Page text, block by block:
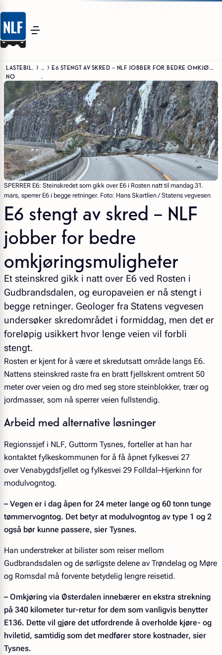
LASTEBIL.
NO
..
.
E6 STENGT AV SKRED – NLF JOBBER FOR BEDRE OMKJØRINGSMULIGHETER
SPERRER E6: Steinskredet som gikk over E6 i Rosten natt til mandag 31.
mars, sperrer E6 i begge retninger. Foto: Hans Skartlien / Statens vegvesen
E6 stengt av skred – NLF
jobber for bedre
omkjøringsmuligheter
Et steinskred gikk i natt over E6 ved Rosten i
Gudbrandsdalen, og europaveien er nå stengt i
begge retninger. Geologer fra Statens vegvesen
undersøker skredområdet i formiddag, men det er
foreløpig usikkert hvor lenge veien vil forbli
stengt.
Rosten er kjent for å være et skredutsatt område langs E6.
Nattens steinskred raste fra en bratt fjellskrent omtrent 50
meter over veien og dro med seg store steinblokker, trær og
jordmasser, som nå sperrer veien fullstendig.
Arbeid med alternative løsninger
Regionssjef i NLF, Guttorm Tysnes, forteller at han har
kontaktet fylkeskommunen for å få åpnet fylkesvei 27
over Venabygdsfjellet og fylkesvei 29 Folldal–Hjerkinn for
modulvogntog.
– Vegen er i dag åpen for 24 meter lange og 60 tonn tunge
tømmervogntog. Det betyr at modulvogntog av type 1 og 2
også bør kunne passere, sier Tysnes.
Han understreker at bilister som reiser mellom
Gudbrandsdalen og de sørligste delene av Trøndelag og Møre
og Romsdal må forvente betydelig lengre reisetid.
– Omkjøring via Østerdalen innebærer en ekstra strekning
på 340 kilometer tur-retur for dem som vanligvis benytter
E136. Dette vil gjøre det utfordrende å overholde kjøre- og
hviletid, samtidig som det medfører store kostnader, sier
Tysnes.